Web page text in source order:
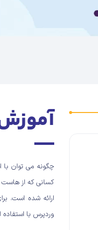
چگونه می توان با
کسانی که از هاست
ارائه شده است.
وردپرس با